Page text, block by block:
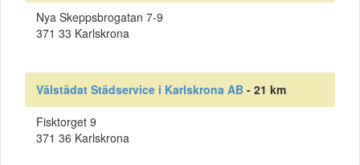
Nya Skeppsbrogatan 7-9
371 33 Karlskrona
Välstädat Städservice i Karlskrona AB - 21 km
Fisktorget 9
371 36 Karlskrona